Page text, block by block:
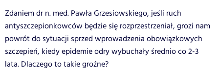
Zdaniem dr n. med. Pawła Grzesiowskiego, jeśli ruch
antyszczepionkowców będzie się rozprzestrzeniał, grozi nam
powrót do sytuacji sprzed wprowadzenia obowiązkowych
szczepień, kiedy epidemie odry wybuchały średnio co 2-3
lata. Dlaczego to takie groźne?